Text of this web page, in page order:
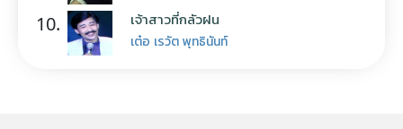
10. เจ้าสาวที่กลัวฝน
เต๋อ เรวัต พุทธินันท์